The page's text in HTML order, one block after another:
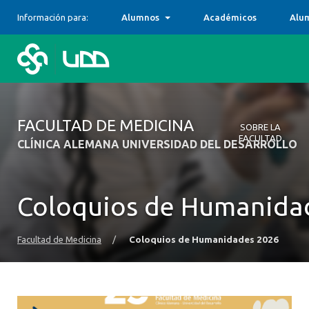
FACULTAD DE MEDICINA
CLÍNICA ALEMANA UNIVERSIDAD DEL DESARROLLO
Información para: Alumnos Académicos
SOBRE LA
FACULTAD
ser humano, su
nuestra
Postgrados y
complementan,
Unidad de
Comité de
Coloquios de
Facultad de Medicina / Coloquios de Humanidades 2026